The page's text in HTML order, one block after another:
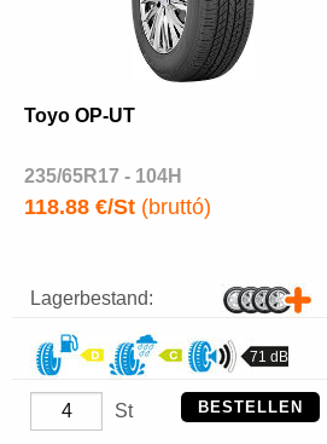
Toyo OP-UT
235/65R17 - 104H
118.88 €/St (bruttó)
Lagerbestand:
71 dB
St BESTELLEN